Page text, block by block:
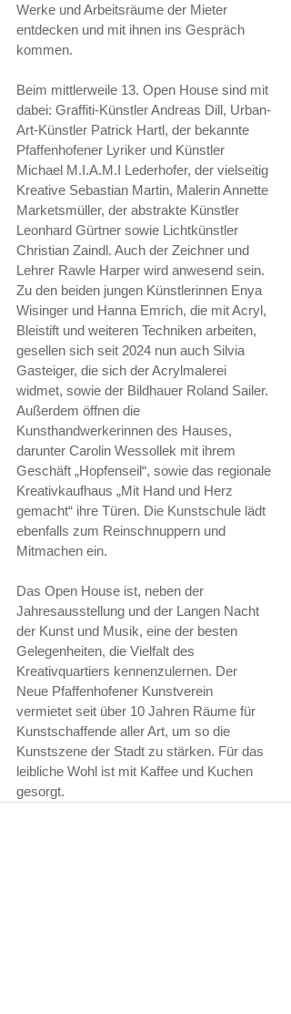
Werke und Arbeitsräume der Mieter
entdecken und mit ihnen ins Gespräch
kommen.
Beim mittlerweile 13. Open House sind mit
dabei: Graffiti-Künstler Andreas Dill, Urban-
Art-Künstler Patrick Hartl, der bekannte
Pfaffenhofener Lyriker und Künstler
Michael M.I.A.M.I Lederhofer, der vielseitig
Kreative Sebastian Martin, Malerin Annette
Marketsmüller, der abstrakte Künstler
Leonhard Gürtner sowie Lichtkünstler
Christian Zaindl. Auch der Zeichner und
Lehrer Rawle Harper wird anwesend sein.
Zu den beiden jungen Künstlerinnen Enya
Wisinger und Hanna Emrich, die mit Acryl,
Bleistift und weiteren Techniken arbeiten,
gesellen sich seit 2024 nun auch Silvia
Gasteiger, die sich der Acrylmalerei
widmet, sowie der Bildhauer Roland Sailer.
Außerdem öffnen die
Kunsthandwerkerinnen des Hauses,
darunter Carolin Wessollek mit ihrem
Geschäft „Hopfenseil“, sowie das regionale
Kreativkaufhaus „Mit Hand und Herz
gemacht“ ihre Türen. Die Kunstschule lädt
ebenfalls zum Reinschnuppern und
Mitmachen ein.
Das Open House ist, neben der
Jahresausstellung und der Langen Nacht
der Kunst und Musik, eine der besten
Gelegenheiten, die Vielfalt des
Kreativquartiers kennenzulernen. Der
Neue Pfaffenhofener Kunstverein
vermietet seit über 10 Jahren Räume für
Kunstschaffende aller Art, um so die
Kunstszene der Stadt zu stärken. Für das
leibliche Wohl ist mit Kaffee und Kuchen
gesorgt.